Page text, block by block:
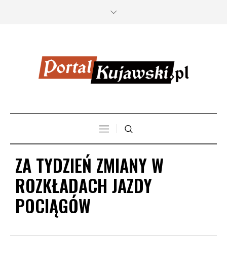
ZA TYDZIEŃ ZMIANY W
ROZKŁADACH JAZDY
POCIĄGÓW